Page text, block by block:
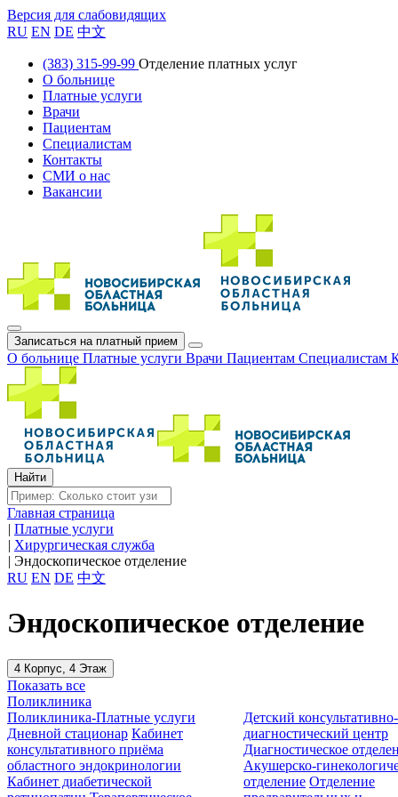
Версия для слабовидящих
RU EN DE 中文
(383) 315-99-99 Отделение платных услуг
О больнице
Платные услуги
Врачи
Пациентам
Специалистам
Контакты
СМИ о нас
Вакансии
Записаться на платный прием
О больнице Платные услуги Врачи Пациентам Специалистам
Главная страница
| Платные услуги
| Хирургическая служба
| Эндоскопическое отделение
RU EN DE 中文
Эндоскопическое отделение
4 Корпус, 4 Этаж
Показать все
Поликлиника
Поликлиника-Платные услуги
Дневной стационар Кабинет
консультативного приёма
областного эндокринологии
Кабинет диабетической
Детский консультативно-
диагностический центр
Диагностическое
Акушерско-
отделение Отделение